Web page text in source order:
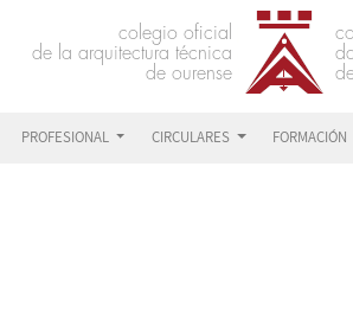
PROFESIONAL CIRCULARES FORMACIÓN